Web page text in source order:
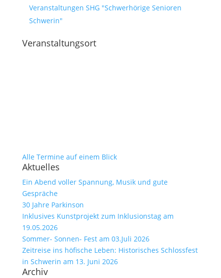
Veranstaltungen SHG "Schwerhörige Senioren
Schwerin"
Veranstaltungsort
Alle Termine auf einem Blick
Aktuelles
Ein Abend voller Spannung, Musik und gute
Gespräche
30 Jahre Parkinson
Inklusives Kunstprojekt zum Inklusionstag am
19.05.2026
Sommer- Sonnen- Fest am 03.Juli 2026
Zeitreise ins höfische Leben: Historisches Schlossfest
in Schwerin am 13. Juni 2026
Archiv